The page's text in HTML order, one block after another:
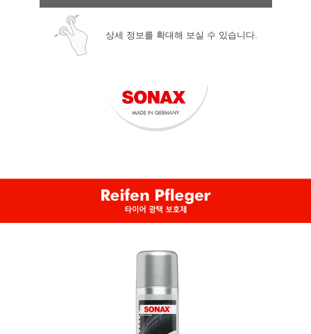
휴대폰/기타 액세서리
상세 정보를 확대해 보실 수 있습니다.